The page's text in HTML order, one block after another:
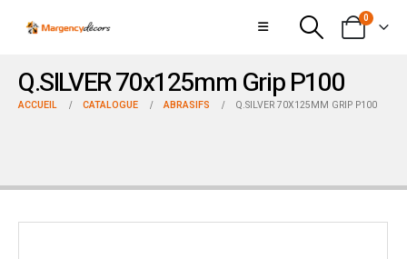
0
Q.SILVER 70x125mm Grip P100
ACCUEIL CATALOGUE ABRASIFS Q.SILVER 70X125MM GRIP P100